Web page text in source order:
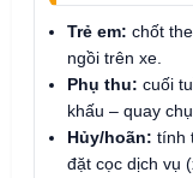
Trẻ em: chốt
ngồi trên xe.
Phụ thu: cuối
khấu – quay
Hủy/hoãn: tính
đặt cọc dịch vụ